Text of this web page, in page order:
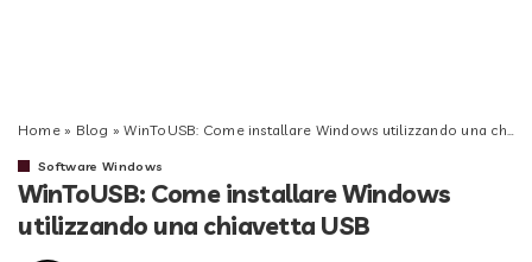
Home» Blog »WinToUSB: Come installare Windows utilizzando una chiavetta USB
Software Windows
WinToUSB: Come installare Windows
utilizzando una chiavetta USB